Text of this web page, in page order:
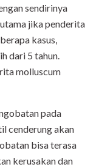
sendirinya
jika penderita
kasus,
dari 5 tahun.
molluscum
pada
cenderung akan
bisa terasa
kerusakan dan